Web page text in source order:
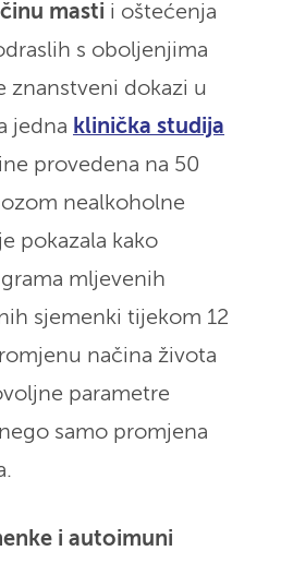
masti i oštećenja
s oboljenjima
znanstveni dokazi u
jedna klinička studija
provedena na 50
nealkoholne
pokazala kako
mljevenih
sjemenki tijekom 12
načina života
parametre
samo promjena
i autoimuni